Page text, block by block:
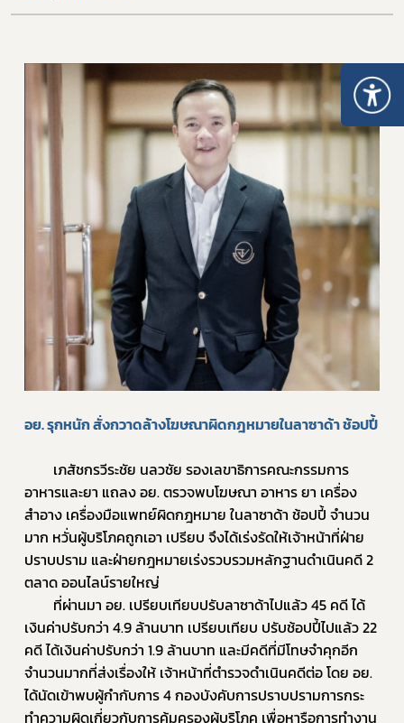
อย. รุกหนัก สั่งกวาดล้างโฆษณาผิดกฎหมายในลาซาด้า ช้อปปี้
อาหารและยา แถลง อย. ตรวจพบโฆษณา อาหาร ยา เครื่อง
สำอาง เครื่องมือแพทย์ผิดกฎหมาย ในลาซาด้า ช้อปปี้ จำนวน
มาก หวั่นผู้บริโภคถูกเอา เปรียบ จึงได้เร่งรัดให้เจ้าหน้าที่ฝ่าย
ปราบปราม และฝ่ายกฎหมายเร่งรวบรวมหลักฐานดำเนินคดี 2
ตลาด ออนไลน์รายใหญ่
เงินค่าปรับกว่า 4.9 ล้านบาท เปรียบเทียบ ปรับช้อปปี้ไปแล้ว 22
คดี ได้เงินค่าปรับกว่า 1.9 ล้านบาท และมีคดีที่มีโทษจำคุกอีก
จำนวนมากที่ส่งเรื่องให้ เจ้าหน้าที่ตำรวจดำเนินคดีต่อ โดย อย.
ได้นัดเข้าพบผู้กำกับการ 4 กองบังคับการปราบปรามการกระ
ทำความผิดเกี่ยวกับการคุ้มครองผู้บริโภค เพื่อหารือการทำงาน
Subscribe
เลือกหัวข้อที่ท่านต้องการ Subscribe